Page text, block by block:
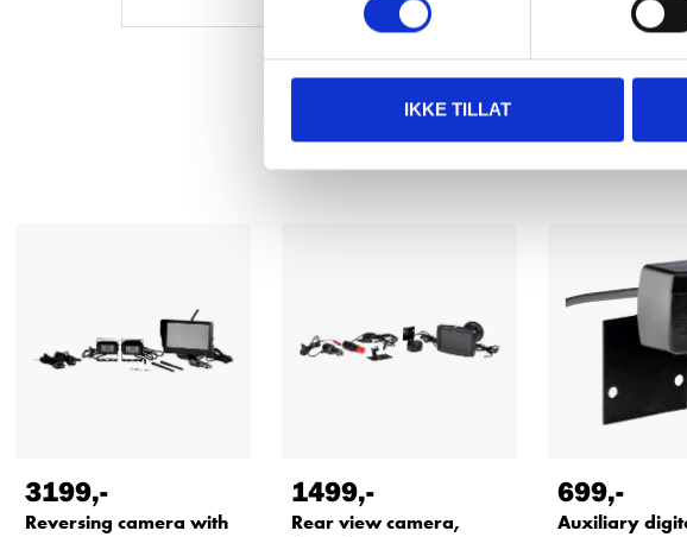
IKKE TILLAT
3199,-
Reversing camera with
1499,-
Rear view camera,
699,-
Auxiliary